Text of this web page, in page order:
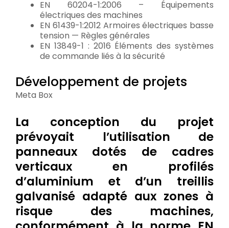
EN 60204-1:2006 – Équipements
électriques des machines
EN 61439-1:2012 Armoires électriques basse
tension — Règles générales
EN 13849-1 : 2016 Éléments des systèmes
de commande liés à la sécurité
Développement de projets
Meta Box
La conception du projet
prévoyait l’utilisation de
panneaux dotés de cadres
verticaux en profilés
d’aluminium et d’un treillis
galvanisé adapté aux zones à
risque des machines,